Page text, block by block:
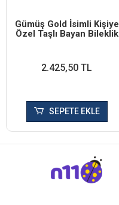
Gümüş Gold İsimli Kişiye
Özel Taşlı Bayan Bileklik
2.425,50 TL
SEPETE EKLE